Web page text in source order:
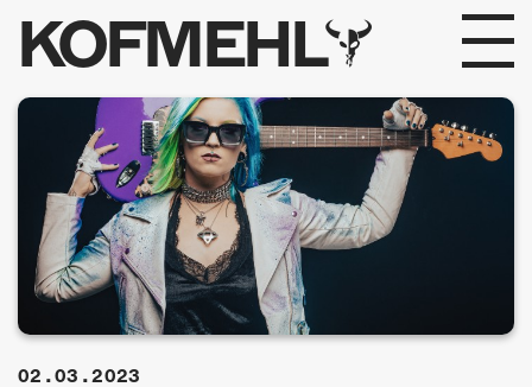
KOFMEHL
PROGRAMM
FABRIKGEFLÜSTER
GALERIE
FOTOGALERIE
02.03.2023